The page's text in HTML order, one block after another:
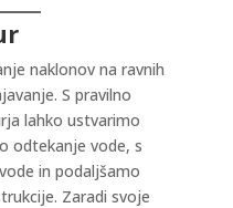
naklonov na ravnih
S pravilno
lahko ustvarimo
odtekanje vode, s
in podaljšamo
Zaradi svoje